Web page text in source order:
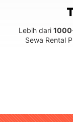
Lebih dari
Sewa Rental